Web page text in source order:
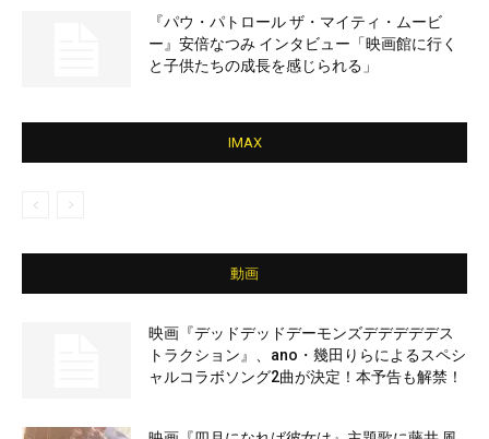
『パウ・パトロール ザ・マイティ・ムービ
ー』安倍なつみ インタビュー「映画館に行く
と子供たちの成長を感じられる」
IMAX
動画
映画『デッドデッドデーモンズデデデデデス
トラクション』、ano・幾田りらによるスペシ
ャルコラボソング2曲が決定！本予告も解禁！